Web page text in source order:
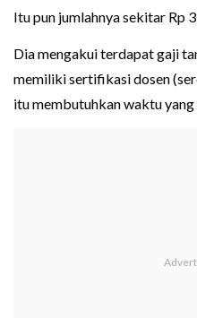
Itu pun jumlahnya sekitar Rp
Dia mengakui terdapat gaji
memiliki sertifikasi dosen
itu membutuhkan waktu yang